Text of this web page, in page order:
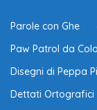
Parole con Ghe
Paw Patrol da
Disegni di Peppa
Dettati Ortografici